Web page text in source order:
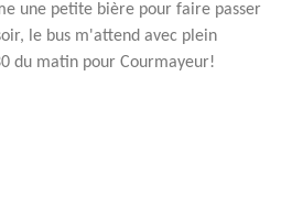
une petite bière pour faire passer
le bus m'attend avec plein
du matin pour Courmayeur!